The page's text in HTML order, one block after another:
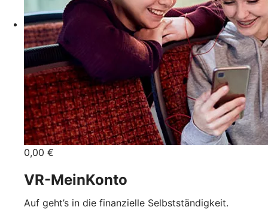
0,00 €
VR-MeinKonto
Auf geht’s in die finanzielle Selbstständigkeit.